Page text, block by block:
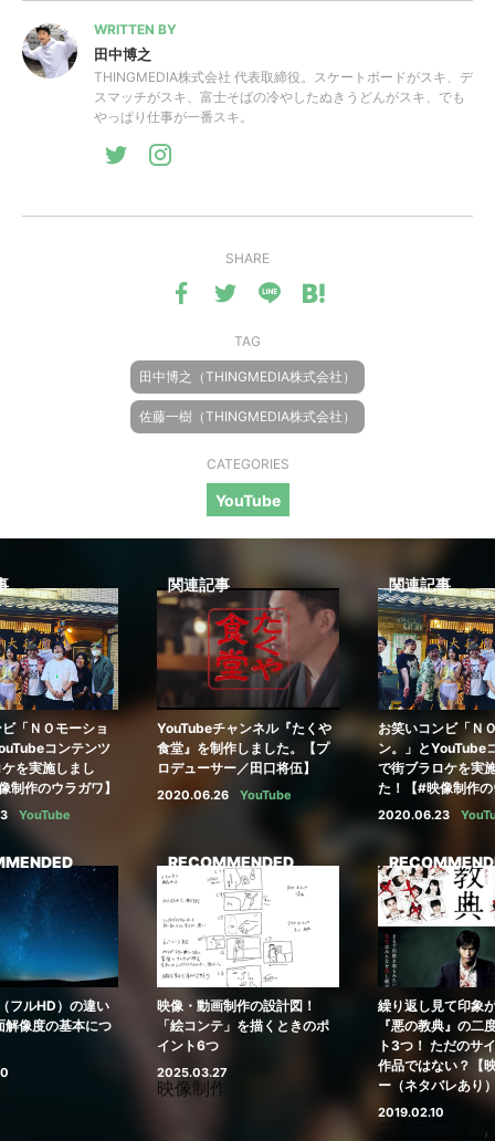
WRITTEN BY
田中博之
THINGMEDIA株式会社 代表取締役。スケートボードがスキ、デ
スマッチがスキ、富士そばの冷やしたぬきうどんがスキ、でも
やっぱり仕事が一番スキ。
SHARE
TAG
田中博之（THINGMEDIA株式会社）
佐藤一樹（THINGMEDIA株式会社）
CATEGORIES
YouTube
「ＮＯモーショ
コンテンツ
を実施しまし
制作のウラガワ】
YouTube
関連記事
YouTubeチャンネル『たくや
食堂』を制作しました。【プ
ロデューサー／田口将伍】
2020.06.26 YouTube
関連記事
お笑いコンビ「Ｎ
ン。」とYouTube
で街ブラロケを実
た！【#映像制作
2020.06.23
フルHD）の違い
解像度の基本につ
RECOMMENDED
映像・動画制作の設計図！
「絵コンテ」を描くときのポ
イント6つ
2025.03.27
映像制作
繰り返し見て印象
『悪の教典』の二
ト3つ！ ただのサ
作品ではない？【
ー（ネタバレあり
2019.02.10
スリラー映画 ,